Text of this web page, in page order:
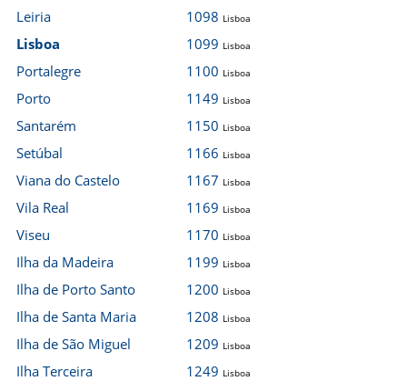
Leiria
Lisboa
Portalegre
Porto
Santarém
Setúbal
Viana do Castelo
Vila Real
Viseu
Ilha da Madeira
Ilha de Porto Santo
Ilha de Santa Maria
Ilha de São Miguel
Ilha Terceira
1098 Lisboa
1099 Lisboa
1100 Lisboa
1149 Lisboa
1150 Lisboa
1166 Lisboa
1167 Lisboa
1169 Lisboa
1170 Lisboa
1199 Lisboa
1200 Lisboa
1208 Lisboa
1209 Lisboa
1249 Lisboa